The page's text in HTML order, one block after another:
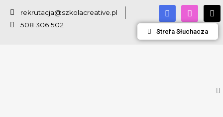
rekrutacja@szkolacreative.pl
508 306 502
Strefa Słuchacza